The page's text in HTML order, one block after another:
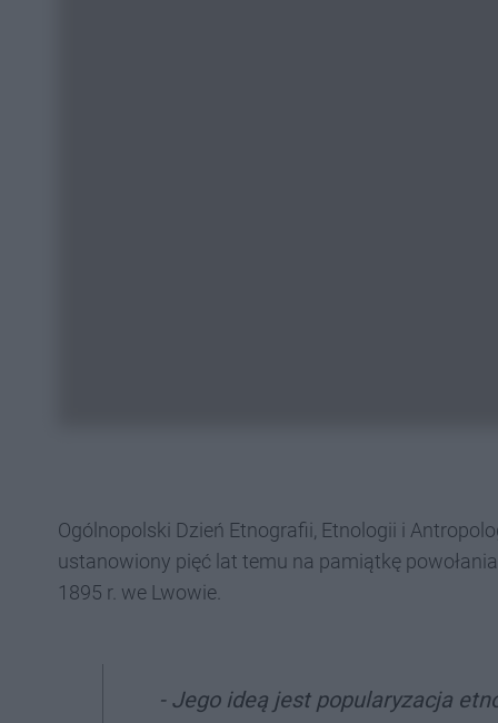
Ogólnopolski Dzień Etnografii, Etnologii i
ustanowiony pięć lat temu na pamiątkę
1895 r. we Lwowie.
- Jego ideą jest popularyzacja